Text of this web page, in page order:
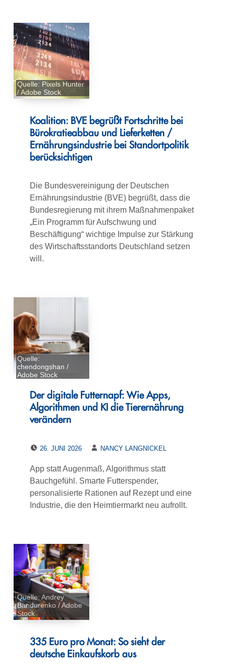
Quelle: Pixels Hunter
/ Adobe Stock
Koalition: BVE begrüßt Fortschritte bei
Bürokratieabbau und Lieferketten /
Ernährungsindustrie bei Standortpolitik
berücksichtigen
Die Bundesvereinigung der Deutschen
Ernährungsindustrie (BVE) begrüßt, dass die
Bundesregierung mit ihrem Maßnahmenpaket
„Ein Programm für Aufschwung und
Beschäftigung“ wichtige Impulse zur Stärkung
des Wirtschaftsstandorts Deutschland setzen
will.
Quelle:
chendongshan /
Adobe Stock
Der digitale Futternapf: Wie Apps,
Algorithmen und KI die Tierernährung
verändern
26. JUNI 2026
NANCY LANGNICKEL
App statt Augenmaß, Algorithmus statt
Bauchgefühl. Smarte Futterspender,
personalisierte Rationen auf Rezept und eine
Industrie, die den Heimtiermarkt neu aufrollt.
Quelle: Andrey
Bandurenko / Adobe
Stock
335 Euro pro Monat: So sieht der
deutsche Einkaufskorb aus